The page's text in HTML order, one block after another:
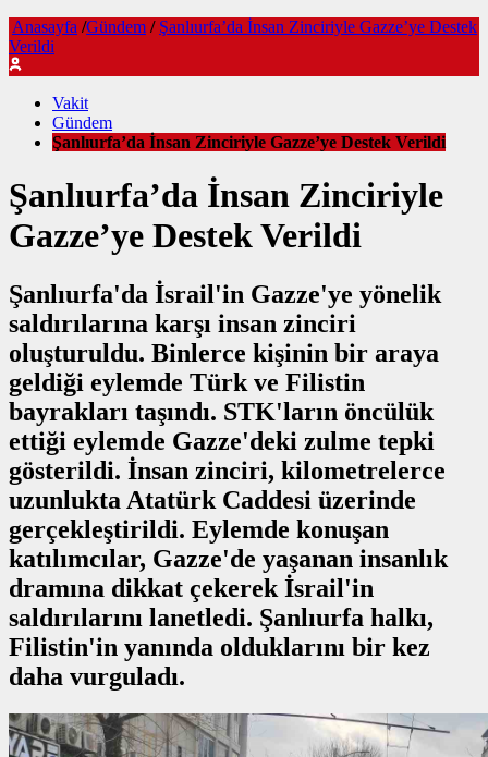
Anasayfa /Gündem / Şanlıurfa’da İnsan Zinciriyle Gazze’ye Destek
Verildi
Vakit
Gündem
Şanlıurfa’da İnsan Zinciriyle Gazze’ye Destek Verildi
Şanlıurfa’da İnsan Zinciriyle
Gazze’ye Destek Verildi
Şanlıurfa'da İsrail'in Gazze'ye yönelik
saldırılarına karşı insan zinciri
oluşturuldu. Binlerce kişinin bir araya
geldiği eylemde Türk ve Filistin
bayrakları taşındı. STK'ların öncülük
ettiği eylemde Gazze'deki zulme tepki
gösterildi. İnsan zinciri, kilometrelerce
uzunlukta Atatürk Caddesi üzerinde
gerçekleştirildi. Eylemde konuşan
katılımcılar, Gazze'de yaşanan insanlık
dramına dikkat çekerek İsrail'in
saldırılarını lanetledi. Şanlıurfa halkı,
Filistin'in yanında olduklarını bir kez
daha vurguladı.